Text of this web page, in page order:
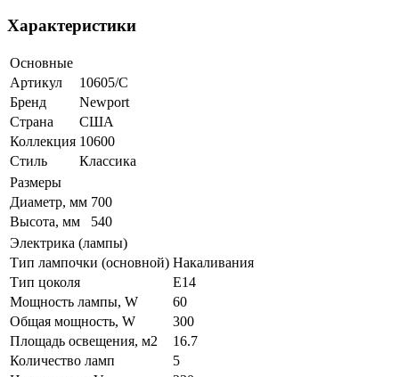
Характеристики
Основные
Артикул
10605/C
Бренд
Newport
Страна
США
Коллекция 10600
Стиль
Классика
Размеры
Диаметр, мм 700
Высота, мм
540
Электрика (лампы)
Тип лампочки (основной) Накаливания
Тип цоколя
E14
Мощность лампы, W
60
Общая мощность, W
300
Площадь освещения, м2
16.7
Количество ламп
5